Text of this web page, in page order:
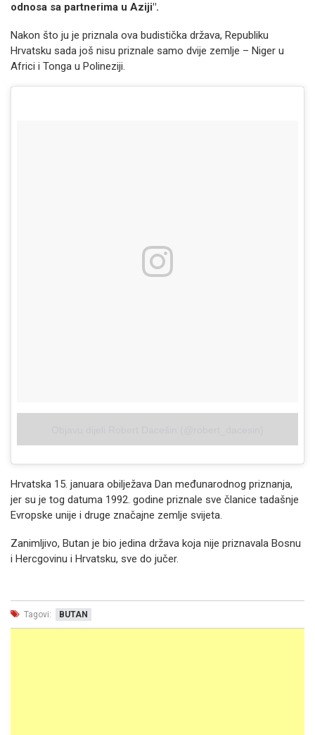
odnosa sa partnerima u Aziji".
Nakon što ju je priznala ova budistička država, Republiku
Hrvatsku sada još nisu priznale samo dvije zemlje – Niger u
Africi i Tonga u Polineziji.
Hrvatska 15. januara obilježava Dan međunarodnog priznanja,
jer su je tog datuma 1992. godine priznale sve članice tadašnje
Evropske unije i druge značajne zemlje svijeta.
Zanimljivo, Butan je bio jedina država koja nije priznavala Bosnu
i Hercgovinu i Hrvatsku, sve do jučer.
Tagovi: BUTAN